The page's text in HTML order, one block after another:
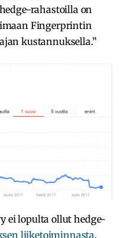
rahastoilla on
Fingerprintin
kustannuksella.”
ei lopulta ollut hedge-
liiketoiminnasta.